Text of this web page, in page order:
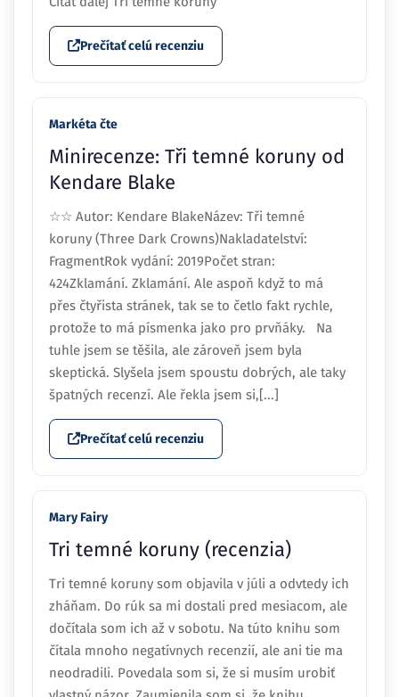
Prečítať celú recenziu
Markéta čte
Minirecenze: Tři temné koruny od
Kendare Blake
☆☆ Autor: Kendare BlakeNázev: Tři temné
koruny (Three Dark Crowns)Nakladatelství:
FragmentRok vydání: 2019Počet stran:
424Zklamání. Zklamání. Ale aspoň když to má
přes čtyřista stránek, tak se to četlo fakt rychle,
protože to má písmenka jako pro prvňáky. Na
tuhle jsem se těšila, ale zároveň jsem byla
skeptická. Slyšela jsem spoustu dobrých, ale taky
špatných recenzí. Ale řekla jsem si,[...]
Prečítať celú recenziu
Mary Fairy
Tri temné koruny (recenzia)
Tri temné koruny som objavila v júli a odvtedy ich
zháňam. Do rúk sa mi dostali pred mesiacom, ale
dočítala som ich až v sobotu. Na túto knihu som
čítala mnoho negatívnych recenzií, ale ani tie ma
neodradili. Povedala som si, že si musím urobiť